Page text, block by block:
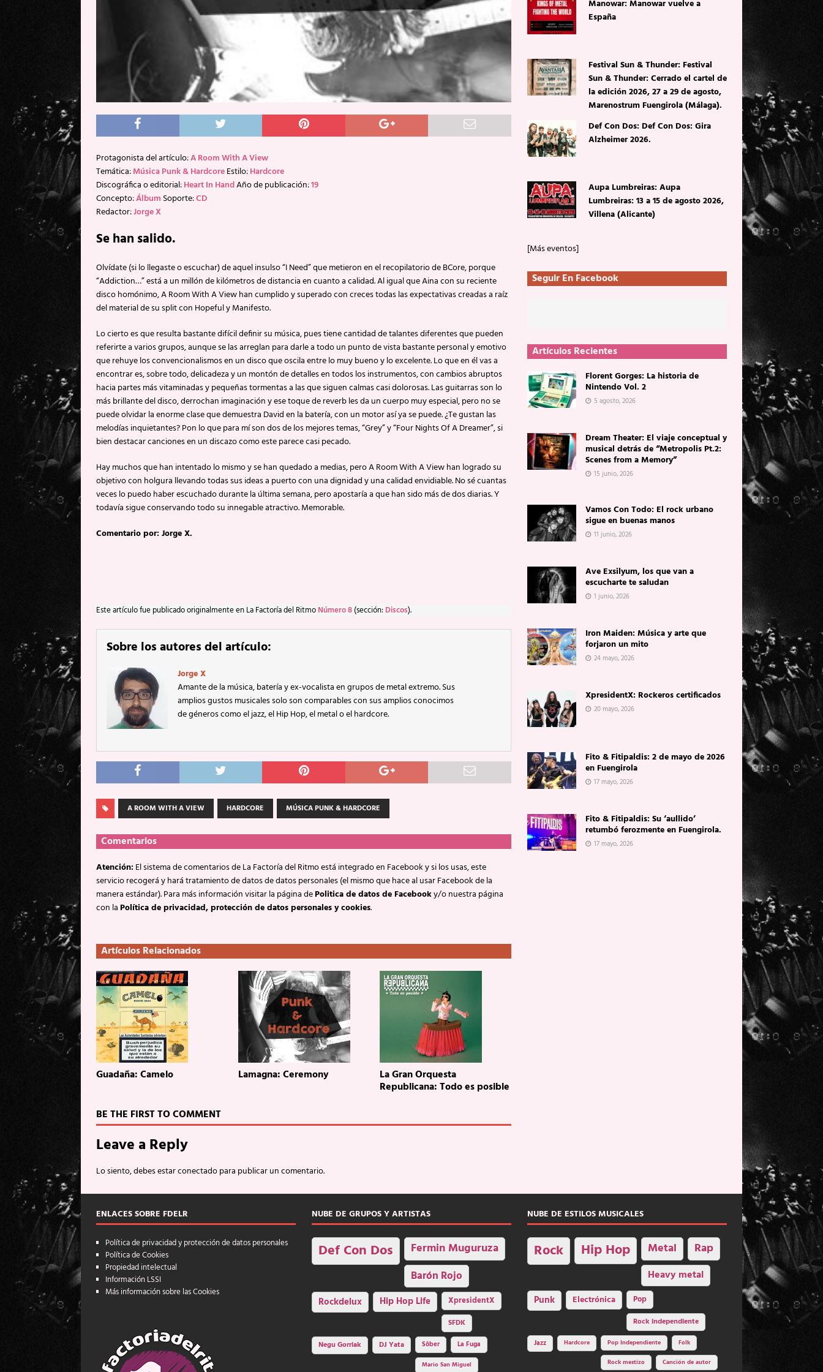
Protagonista del artículo:A Room With A View
Temática:Música Punk & HardcoreEstilo:Hardcore
Discográfica o editorial:Heart In HandAño de publicación:19
Concepto:Álbum Soporte:CD
Redactor:Jorge X
Se han salido.
Olvídate (si lo llegaste o escuchar) de aquel insulso “I Need” que metieron en el recopilatorio de BCore, porque
“Addiction…” está a un millón de kilómetros de distancia en cuanto a calidad. Al igual que Aina con su reciente
disco homónimo, A Room With A View han cumplido y superado con creces todas las expectativas creadas a raíz
del material de su split con Hopeful y Manifesto.
Lo cierto es que resulta bastante difícil definir su música, pues tiene cantidad de talantes diferentes que pueden
referirte a varios grupos, aunque se las arreglan para darle a todo un punto de vista bastante personal y emotivo
que rehuye los convencionalismos en un disco que oscila entre lo muy bueno y lo excelente. Lo que en él vas a
encontrar es, sobre todo, delicadeza y un montón de detalles en todos los instrumentos, con cambios abruptos
hacia partes más vitaminadas y pequeñas tormentas a las que siguen calmas casi dolorosas. Las guitarras son lo
más brillante del disco, derrochan imaginación y ese toque de reverb les da un cuerpo muy especial, pero no se
puede olvidar la enorme clase que demuestra David en la batería, con un motor así ya se puede. ¿Te gustan las
melodías inquietantes? Pon lo que para mí son dos de los mejores temas, “Grey” y “Four Nights Of A Dreamer”, si
bien destacar canciones en un discazo como este parece casi pecado.
Hay muchos que han intentado lo mismo y se han quedado a medias, pero A Room With A View han logrado su
objetivo con holgura llevando todas sus ideas a puerto con una dignidad y una calidad envidiable. No sé cuantas
veces lo puedo haber escuchado durante la última semana, pero apostaría a que han sido más de dos diarias. Y
todavía sigue conservando todo su innegable atractivo. Memorable.
Comentario por: Jorge X.
Este artículo fue publicado originalmente en La Factoría del Ritmo Número 8 (sección: Discos).
Sobre los autores del artículo:
Jorge X
Amante de la música, batería y ex-vocalista en grupos de metal extremo. Sus
amplios gustos musicales solo son comparables con sus amplios conocimos
de géneros como el jazz, el Hip Hop, el metal o el hardcore.
A ROOM WITH A VIEW HARDCORE MÚSICA PUNK & HARDCORE
Comentarios
Atención:El sistema de comentarios de La Factoría del Ritmo está integrado en Facebook y si los usas, este
servicio recogerá y hará tratamiento de datos de datos personales (el mismo que hace al usar Facebook de la
manera estándar). Para más información visitar la página dePolitica de datos de Facebooky/o nuestra página
con laPolítica de privacidad, protección de datos personales y cookies.
Artículos Relacionados
Guadaña: Camelo Lamagna: Ceremony La Gran Orquesta
Republicana: Todo es posible
BE THE FIRST TO COMMENT
Leave a Reply
Lo siento, debes estarconectadopara publicar un comentario.
Manowar: Manowar vuelve a
España
Festival Sun & Thunder: Festival
Sun & Thunder: Cerrado el cartel de
la edición 2026, 27 a 29 de agosto,
Marenostrum Fuengirola (Málaga).
Def Con Dos: Def Con Dos: Gira
Alzheimer 2026.
Aupa Lumbreiras: Aupa
Lumbreiras: 13 a 15 de agosto 2026,
Villena (Alicante)
[Más eventos]
Seguir En Facebook
Artículos Recientes
Florent Gorges: La historia de
Nintendo Vol. 2
5 agosto, 2026
Dream Theater: El viaje conceptual y
musical detrás de “Metropolis Pt.2:
Scenes from a Memory”
15 junio, 2026
Vamos Con Todo: El rock urbano
sigue en buenas manos
11 junio, 2026
Ave Exsilyum, los que van a
escucharte te saludan
1 junio, 2026
Iron Maiden: Música y arte que
forjaron un mito
24 mayo, 2026
XpresidentX: Rockeros certificados
20 mayo, 2026
Fito & Fitipaldis: 2 de mayo de 2026
en Fuengirola
17 mayo, 2026
Fito & Fitipaldis: Su ‘aullido’
retumbó ferozmente en Fuengirola.
17 mayo, 2026
ENLACES SOBRE FDELR
Política de privacidad y protección de datos personales
Política de Cookies
Propiedad intelectual
Información LSSI
Más información sobre las Cookies
NUBE DE GRUPOS Y ARTISTAS
Def Con Dos Fermin Muguruza
Barón Rojo
Rockdelux Hip Hop Life
XpresidentX
SFDK
Negu Gorriak
DJ Yata Sôber
La Fuga
Mario San Miguel
NUBE DE ESTILOS MUSICALES
Rock Hip Hop Metal Rap
Heavy metal
Punk Electrónica
Pop
Rock independiente
Jazz Hardcore Pop Independiente Folk
Rock mestizo Canción de autor